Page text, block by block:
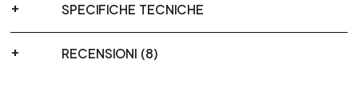
SPECIFICHE TECNICHE
RECENSIONI (8)